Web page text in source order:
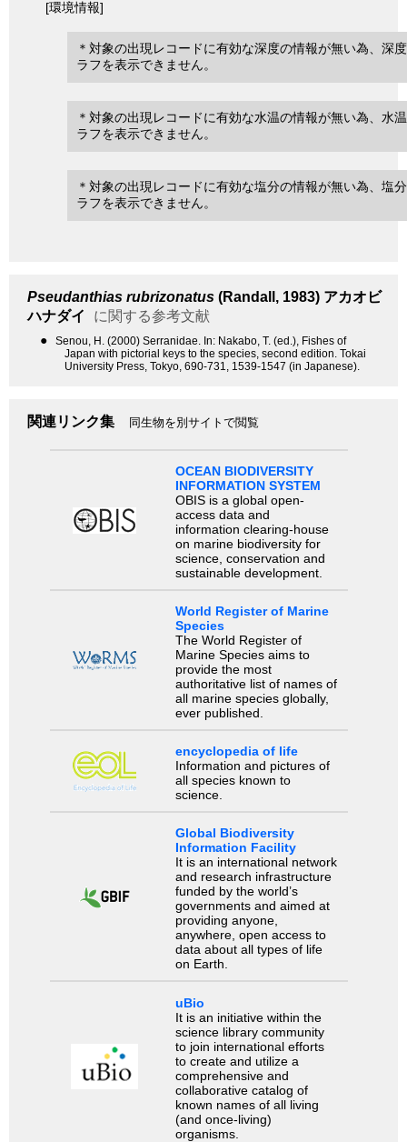
[環境情報]
＊対象の出現レコードに有効な深度の情報が無い為、深
ラフを表示できません。
＊対象の出現レコードに有効な水温の情報が無い為、水
ラフを表示できません。
＊対象の出現レコードに有効な塩分の情報が無い為、塩
ラフを表示できません。
Pseudanthias rubrizonatus (Randall, 1983) アカオビ
ハナダイ
に関する参考文献
●
Senou, H. (2000) Serranidae. In: Nakabo, T. (ed.), Fishes of
Japan with pictorial keys to the species, second edition. Tokai
University Press, Tokyo, 690-731, 1539-1547 (in Japanese).
関連リンク集 同生物を別サイトで閲覧
OCEAN BIODIVERSITY
INFORMATION SYSTEM
OBIS is a global open-
access data and
information clearing-house
on marine biodiversity for
science, conservation and
sustainable development.
World Register of Marine
Species
The World Register of
Marine Species aims to
provide the most
authoritative list of names of
all marine species globally,
ever published.
encyclopedia of life
Information and pictures of
all species known to
science.
Global Biodiversity
Information Facility
It is an international network
and research infrastructure
funded by the world’s
governments and aimed at
providing anyone,
anywhere, open access to
data about all types of life
on Earth.
uBio
It is an initiative within the
science library community
to join international efforts
to create and utilize a
comprehensive and
collaborative catalog of
known names of all living
(and once-living)
organisms.